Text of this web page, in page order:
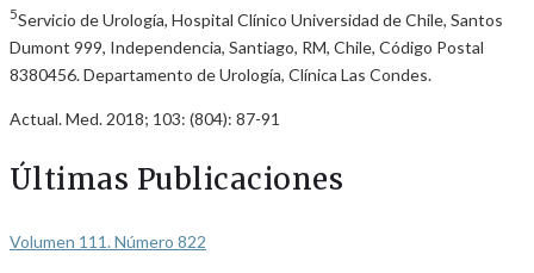
5Servicio de Urología, Hospital Clínico Universidad de Chile, Santos
Dumont 999, Independencia, Santiago, RM, Chile, Código Postal
8380456. Departamento de Urología, Clínica Las Condes.
Actual. Med. 2018; 103: (804): 87-91
Últimas Publicaciones
Volumen 111. Número 822